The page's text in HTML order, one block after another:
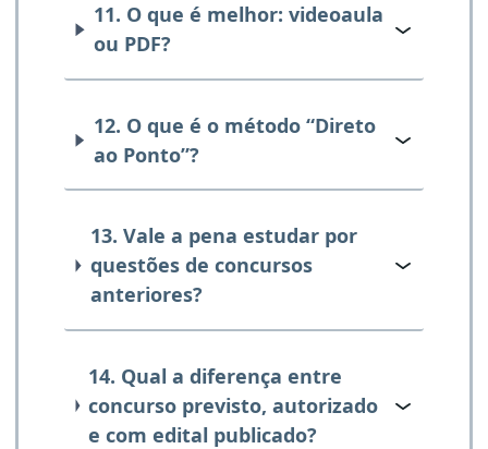
11. O que é melhor: videoaula
ou PDF?
12. O que é o método “Direto
ao Ponto”?
13. Vale a pena estudar por
questões de concursos
anteriores?
14. Qual a diferença entre
concurso previsto, autorizado
e com edital publicado?